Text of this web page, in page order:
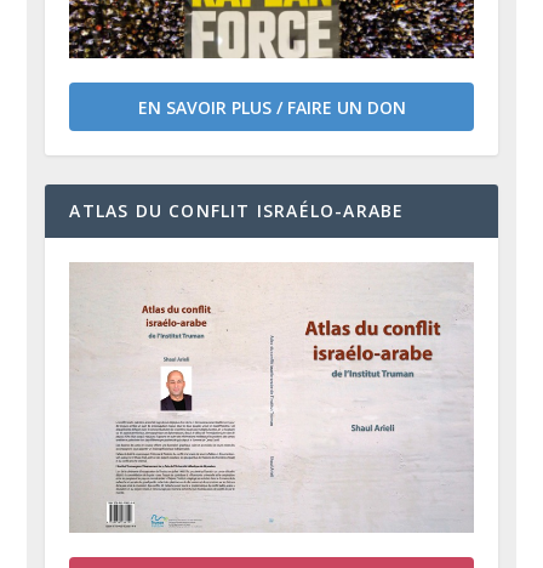
EN SAVOIR PLUS / FAIRE UN DON
ATLAS DU CONFLIT ISRAÉLO-ARABE